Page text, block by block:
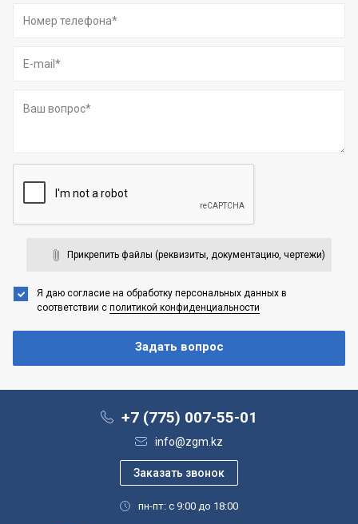
Прикрепить файлы (реквизиты, документацию, чертежи)
Я даю согласие на обработку персональных данных в
соответствии с политикой конфиденциальности
+7 (775) 007-55-01
info@zgm.kz
пн-пт: с 9:00 до 18:00